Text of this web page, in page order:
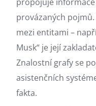
provázaných
mezi entitami –
Musk“ je její
Znalostní grafy se
asistenčních
fakta.